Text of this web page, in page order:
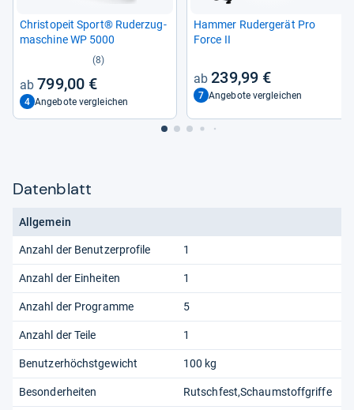
Christ­o­peit Sport® Ruder­zug­
ma­schine WP 5000
(8)
799,00 €
4 Angebote vergleichen
Ham­mer Ruder­ge­rät Pro
Force II
239,99 €
7 Angebote vergleichen
Datenblatt
Allgemein
Anzahl der Benutzerprofile 1
Anzahl der Einheiten 1
Anzahl der Programme 5
Anzahl der Teile 1
Benutzerhöchstgewicht 100 kg
Besonderheiten Rutschfest,Schaumstoffgriffe